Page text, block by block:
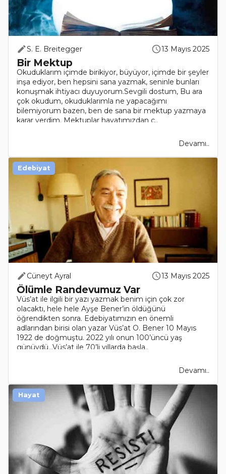
S. E. Breitegger 13 Mayıs 2025
Bir Mektup
Okuduklarım içimde birikiyor, büyüyor, içimde bir şeyler
inşa ediyor, ben hepsini sana yazmak, seninle bunları
konuşmak ihtiyacı duyuyorum.Sevgili dostum, Bu ara
çok okudum, okuduklarımla ne yapacağımı
bilemiyorum bazen, ben de sana bir mektup yazmaya
karar verdim. Mektuplar hayatımızdan ç..
Devamı..
Cüneyt Ayral 13 Mayıs 2025
Ölümle Randevumuz Var
Vüs’at ile ilgili bir yazı yazmak benim için çok zor
olacaktı, hele hele Ayşe Bener’in öldüğünü
öğrendikten sonra. Edebiyatımızın en önemli
adlarından birisi olan yazar Vüs’at O. Bener 10 Mayıs
1922 de doğmuştu. 2022 yılı onun 100’üncü yaş
günüydü…Vüs’at ile 70’li yıllarda başla..
Devamı..
Edebiyat
Hayat